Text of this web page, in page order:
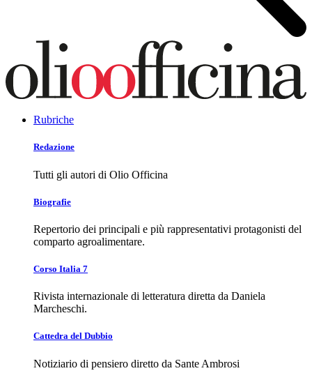
Rubriche
Redazione
Tutti gli autori di Olio Officina
Biografie
Repertorio dei principali e più rappresentativi protagonisti del
comparto agroalimentare.
Corso Italia 7
Rivista internazionale di letteratura diretta da Daniela
Marcheschi.
Cattedra del Dubbio
Notiziario di pensiero diretto da Sante Ambrosi